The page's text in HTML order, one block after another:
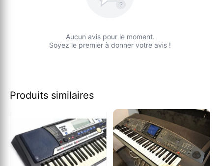
?
Aucun avis pour le moment.
Soyez le premier à donner votre avis !
Produits similaires